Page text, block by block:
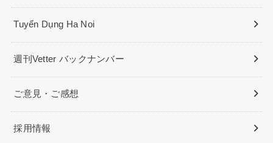
Tuyển Dụng Ha Noi
週刊Vetter バックナンバー
ご意見・ご感想
採用情報